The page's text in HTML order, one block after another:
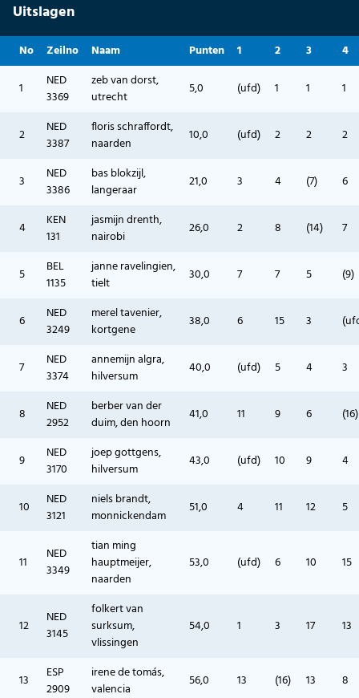
Uitslagen
No Zeilno Naam Punten 1 2 3 4
1
NED
3369
zeb van dorst,
utrecht
5,0 (ufd) 1 1 1
2
NED
3387
floris schraffordt,
naarden
10,0 (ufd) 2 2 2
3
NED
3386
bas blokzijl,
langeraar
21,0 3 4 (7) 6
4
KEN
131
jasmijn drenth,
nairobi
26,0 2 8 (14) 7
5
BEL
1135
janne ravelingien,
tielt
30,0 7 7 5 (9)
6
NED
3249
merel tavenier,
kortgene
38,0 6 15 3
7
NED
3374
annemijn algra,
hilversum
40,0 (ufd) 5 4 3
8
NED
2952
berber van der
duim, den hoorn
41,0 11 9 6 (16)
9
NED
3170
joep gottgens,
hilversum
43,0 (ufd) 10 9 4
10
NED
3121
niels brandt,
monnickendam
51,0 4 11 12 5
11
NED
3349
tian ming
hauptmeijer,
naarden
53,0 (ufd) 6 10 15
12
NED
3145
folkert van
surksum,
vlissingen
54,0 1 3 17 13
13
ESP
2909
irene de tomás,
valencia
56,0 13 (16) 13 8